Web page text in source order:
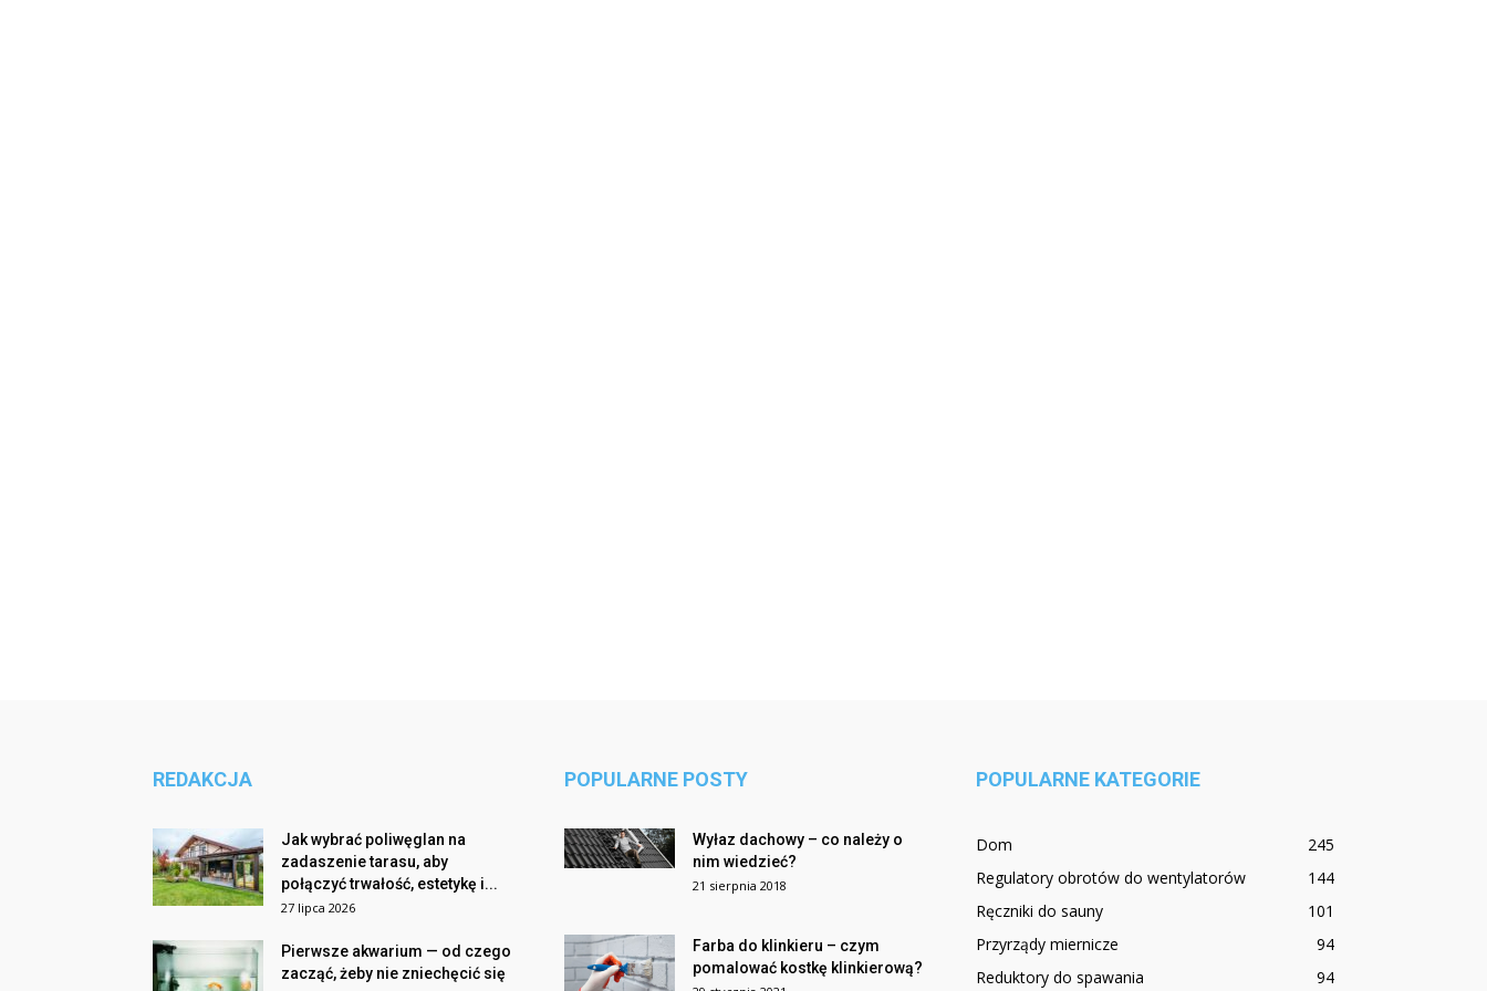
REDAKCJA
Jak wybrać poliwęglan na
zadaszenie tarasu, aby
połączyć trwałość, estetykę i...
27 lipca 2026
Pierwsze akwarium — od czego
zacząć, żeby nie zniechęcić się
POPULARNE POSTY
Wyłaz dachowy – co należy o
nim wiedzieć?
21 sierpnia 2018
Farba do klinkieru – czym
pomalować kostkę klinkierową?
POPULARNE KATEGORIE
Dom
245
Regulatory obrotów do wentylatorów
144
Ręczniki do sauny
101
Przyrządy miernicze
94
Reduktory do spawania
94